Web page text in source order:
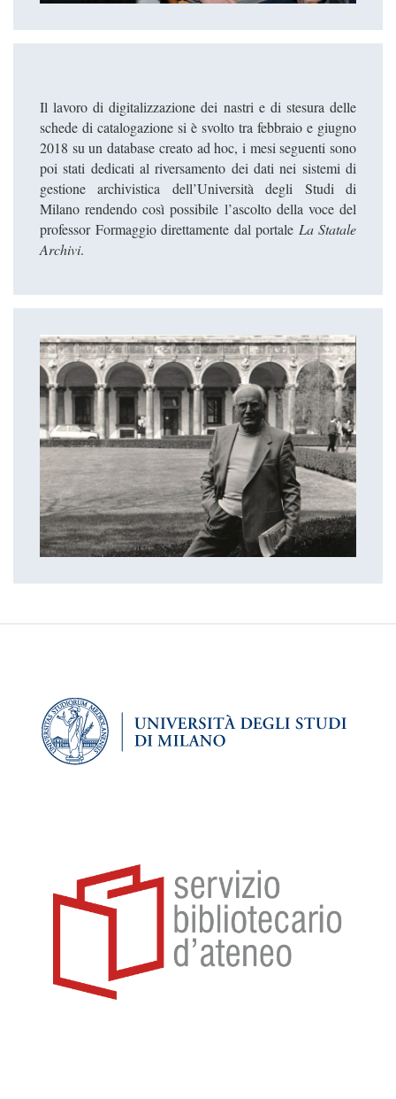
Il lavoro di digitalizzazione dei nastri e di stesura delle
schede di catalogazione si è svolto tra febbraio e giugno
2018 su un database creato ad hoc, i mesi seguenti sono
poi stati dedicati al riversamento dei dati nei sistemi di
gestione archivistica dell’Università degli Studi di
Milano rendendo così possibile l’ascolto della voce del
professor Formaggio direttamente dal portale La Statale
Archivi.